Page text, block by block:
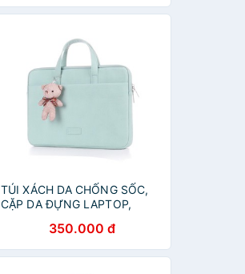
TÚI XÁCH DA CHỐNG SỐC,
CẶP DA ĐỰNG LAPTOP,
XANH BẠC HÀ350.000 đ